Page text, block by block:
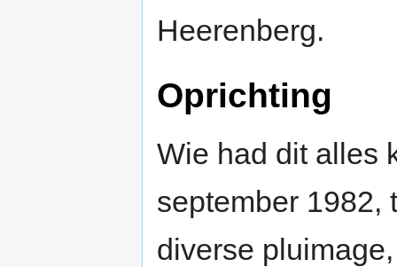
Heerenberg.
Oprichting
Wie had dit alles
september 1982,
diverse